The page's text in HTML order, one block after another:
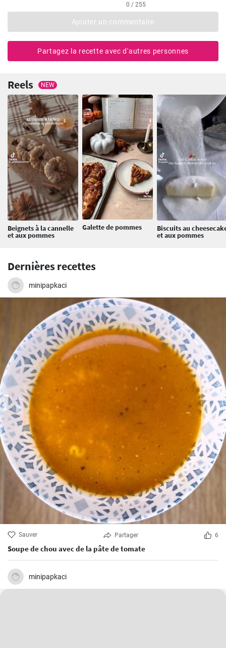
0 / 255
Ajouter un commentaire
Partagez la recette avec d'autres personnes
Reels NEW
Beignets à la cannelle
et aux pommes
Galette de pommes Biscuits au
et aux pommes
Dernières recettes
minipapkaci
Sauver Partager 6
Soupe de chou avec de la pâte de tomate
minipapkaci